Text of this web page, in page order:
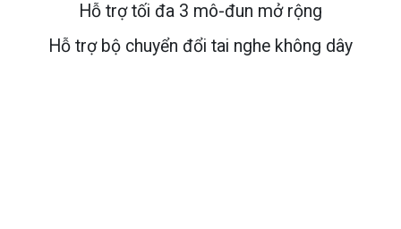
Hỗ trợ tối đa 3 mô-đun mở rộng
Hỗ trợ bộ chuyển đổi tai nghe không dây